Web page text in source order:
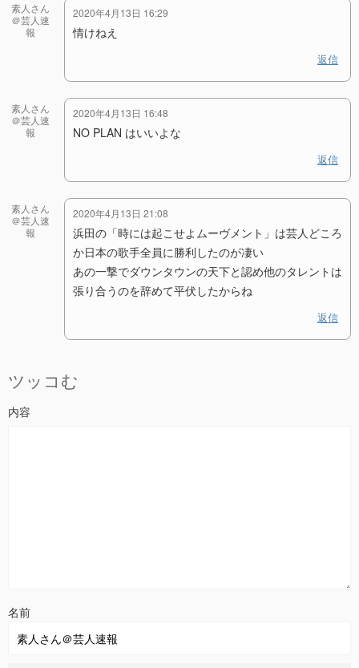
素人さん
＠芸人速
報
2020年4月13日 16:29
情けねえ
返信
素人さん
＠芸人速
報
2020年4月13日 16:48
NO PLAN はいいよな
返信
素人さん
＠芸人速
報
2020年4月13日 21:08
浜田の「時には起こせよムーヴメント」は芸人どころ
か日本の歌手全員に勝利したのが凄い
あの一撃でダウンタウンの天下と認め他のタレントは
張り合うのを辞めて平伏したからね
返信
ツッコむ
名前